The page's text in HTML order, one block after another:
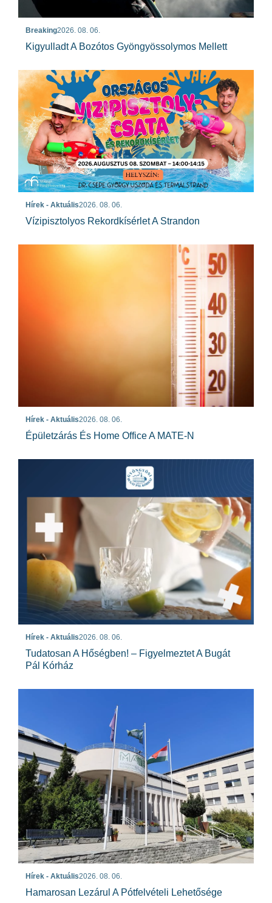
Breaking2026. 08. 06.
Kigyulladt A Bozótos Gyöngyössolymos Mellett
Hírek - Aktuális2026. 08. 06.
Vízipisztolyos Rekordkísérlet A Strandon
Hírek - Aktuális2026. 08. 06.
Épületzárás És Home Office A MATE-N
Hírek - Aktuális2026. 08. 06.
Tudatosan A Hőségben! – Figyelmeztet A Bugát
Pál Kórház
Hírek - Aktuális2026. 08. 06.
Hamarosan Lezárul A Pótfelvételi Lehetősége